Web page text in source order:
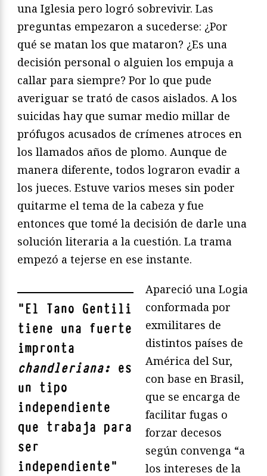
una Iglesia pero logró sobrevivir. Las
preguntas empezaron a sucederse: ¿Por
qué se matan los que mataron? ¿Es una
decisión personal o alguien los empuja a
callar para siempre? Por lo que pude
averiguar se trató de casos aislados. A los
suicidas hay que sumar medio millar de
prófugos acusados de crímenes atroces en
los llamados años de plomo. Aunque de
manera diferente, todos lograron evadir a
los jueces. Estuve varios meses sin poder
quitarme el tema de la cabeza y fue
entonces que tomé la decisión de darle una
solución literaria a la cuestión. La trama
empezó a tejerse en ese instante.
"El Tano Gentili
tiene una fuerte
impronta
chandleriana: es
un tipo
independiente
que trabaja para
ser
independiente"
Apareció una Logia
conformada por
exmilitares de
distintos países de
América del Sur,
con base en Brasil,
que se encarga de
facilitar fugas o
forzar decesos
según convenga “a
los intereses de la